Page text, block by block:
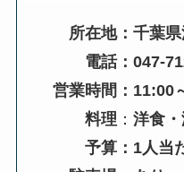
所在地：千葉県
電話：047-
営業時間：11:00
料理 ：洋食
予算：1人当た